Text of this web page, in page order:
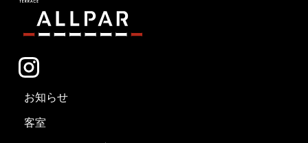
お知らせ
客室